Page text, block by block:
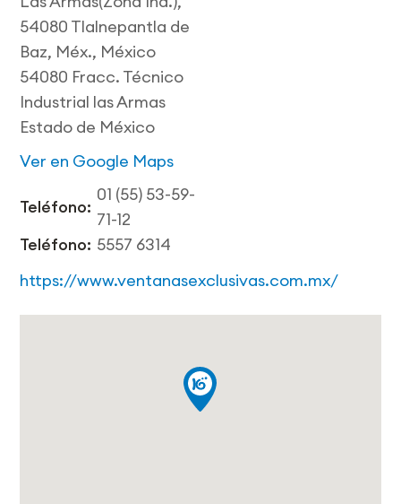
54080 Tlalnepantla de
Baz, Méx., México
54080 Fracc. Técnico
Industrial las Armas
Estado de México
Ver en Google Maps
Teléfono:
01 (55) 53-59-
71-12
Teléfono: 5557 6314
https://www.ventanasexclusivas.com.mx/